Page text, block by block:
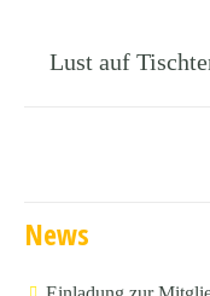
Lust auf
News